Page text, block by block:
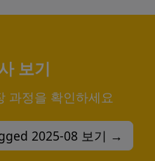
보기
과정을 확인하세요
2025-08 보기 →